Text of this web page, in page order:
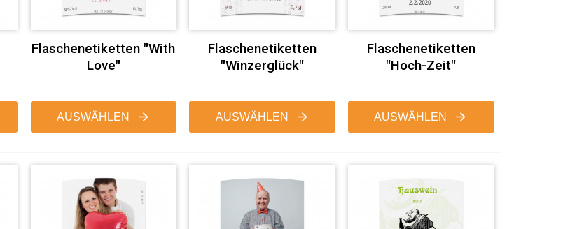
Flaschenetiketten "With
Love"
AUSWÄHLEN
Flaschenetiketten
"Winzerglück"
AUSWÄHLEN
Flaschenetiketten
"Hoch-Zeit"
AUSWÄHLEN